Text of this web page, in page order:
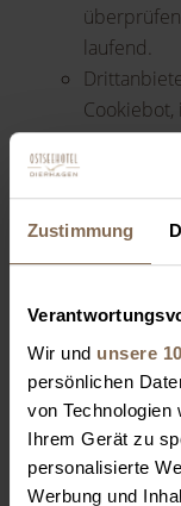
Zustimmung
Wir und unsere
persönlichen
von Technologien
Ihrem Gerät zu
personalisierte
Werbung und
laufend.
Cookiebot,
auf Ihr
Barrieren
beheben. Bitte
bei welcher